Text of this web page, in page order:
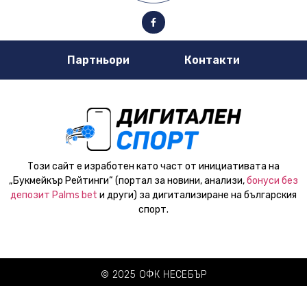
Партньори Контакти
Този сайт е изработен като част от инициативата на
„Букмейкър Рейтинги“ (портал за новини, анализи,бонуси без
депозит Palms bet и други) за дигитализиране на българския
спорт.
© 2025 ОФК НЕСЕБЪР